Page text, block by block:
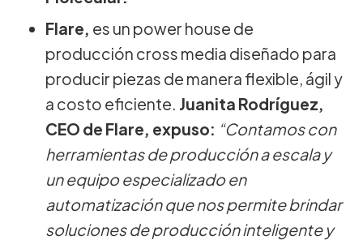
Flare, es un power house de
producción cross media diseñado para
producir piezas de manera flexible, ágil y
a costo eficiente. Juanita Rodríguez,
CEO de Flare, expuso: “Contamos con
herramientas de producción a escala y
un equipo especializado en
automatización que nos permite brindar
soluciones de producción inteligente y